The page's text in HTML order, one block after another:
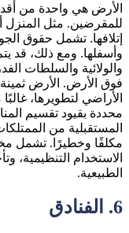
الأرض هي واحدة من
للمقرضين. مثل المنزل
إتلافها. تشمل حقوق
وأسفلها. ومع ذلك، قد
والولائية والسلطات
فوق الأرض. الأرض ثمينة
الأراضي لتطويرها،
محددة بقيود تقسيم
المستقبلية من
مكلفًا وخطيرًا. تشمل
الاستخدام التنظيمية،
الطبيعية.
6. الفنادق